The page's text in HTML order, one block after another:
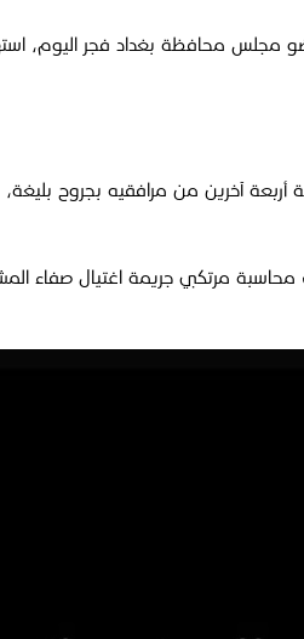
محافظة بغداد فجر اليوم،
إلى مصرعه وإصابة أربعة آخرين من مرافقيه
محاسبة مرتكبي جريمة اغتيال صفاء